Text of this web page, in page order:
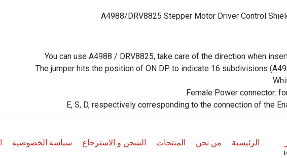
A4988/DRV8825 Stepper Motor Driver Control
You can use A4988 / DRV8825, take care of the direction when
The jumper hits the position of ON DP to indicate 16 subdivisions
Female Power connector:
E, S, D, respectively corresponding to the connection of the
الرئيسية من نحن المنتجات الشحن و الاسترجاع سياسة الخصوصية